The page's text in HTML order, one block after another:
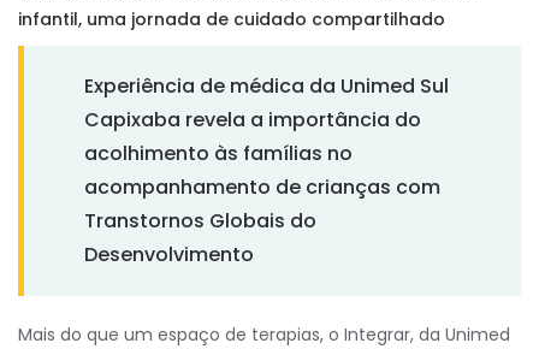
infantil, uma jornada de cuidado compartilhado
Experiência de médica da Unimed Sul
Capixaba revela a importância do
acolhimento às famílias no
acompanhamento de crianças com
Transtornos Globais do
Desenvolvimento
Mais do que um espaço de terapias, o Integrar, da Unimed